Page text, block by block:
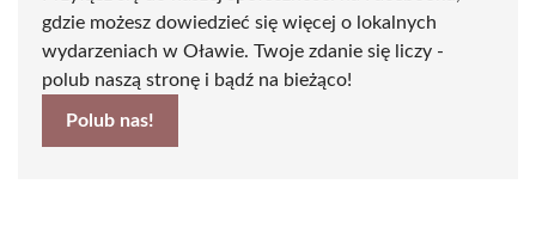
gdzie możesz dowiedzieć się więcej o lokalnych
wydarzeniach w Oławie. Twoje zdanie się liczy -
polub naszą stronę i bądź na bieżąco!
Polub nas!